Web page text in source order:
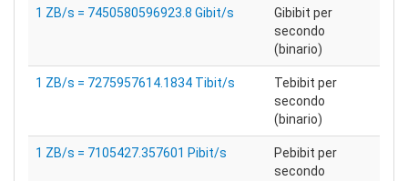
1 ZB/s = 7450580596923.8 Gibit/s
Gibibit per
secondo
(binario)
1 ZB/s = 7275957614.1834 Tibit/s
Tebibit per
secondo
(binario)
1 ZB/s = 7105427.357601 Pibit/s
Pebibit per
secondo